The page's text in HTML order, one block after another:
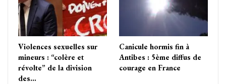
Violences sexuelles sur
mineurs : “colère et
révolte” de la division
des…
Canicule hormis fin à
Antibes : 5ème diffus de
courage en France